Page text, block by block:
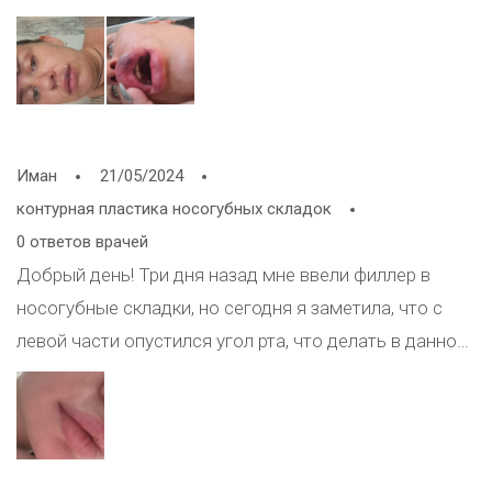
косметолога(Сказала,что должно пройти(Боюсь не
ищемия ли это?
Иман
21/05/2024
контурная пластика носогубных складок
0 ответов врачей
Добрый день! Три дня назад мне ввели филлер в
носогубные складки, но сегодня я заметила, что с
левой части опустился угол рта, что делать в данном
случае?